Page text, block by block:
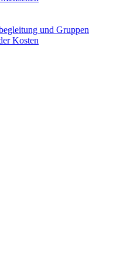
und Gruppen
Kosten